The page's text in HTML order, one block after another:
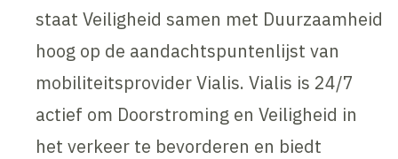
staat Veiligheid samen met Duurzaamheid
hoog op de aandachtspuntenlijst van
mobiliteitsprovider Vialis. Vialis is 24/7
actief om Doorstroming en Veiligheid in
het verkeer te bevorderen en biedt